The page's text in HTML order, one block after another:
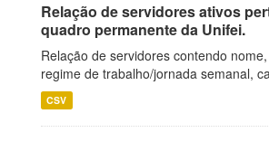
Relação de servidores ativos
quadro permanente da Unifei.
Relação de servidores contendo
regime de trabalho/jornada semanal,
CSV